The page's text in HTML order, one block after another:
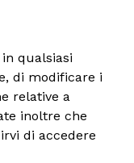
qualsiasi
di modificare i
relative a
inoltre che
di accedere